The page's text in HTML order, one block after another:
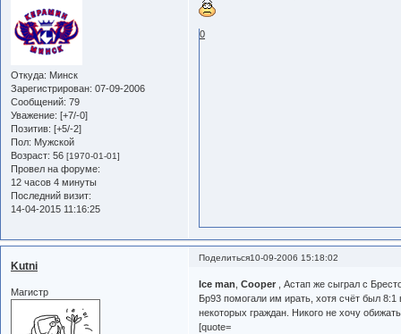
Откуда: Минск
Зарегистрирован: 07-09-2006
Сообщений: 79
Уважение: [+7/-0]
Позитив: [+5/-2]
Пол: Мужской
Возраст: 56 [1970-01-01]
Провел на форуме:
12 часов 4 минуты
Последний визит:
14-04-2015 11:16:25
0
Поделиться10-09-2006 15:18:02
Kutni
Магистр
Ice man,Cooper , Астап же сыграл с
Бр93 помогали им ирать, хотя счёт был
некоторых граждан. Никого не хочу
[quote=